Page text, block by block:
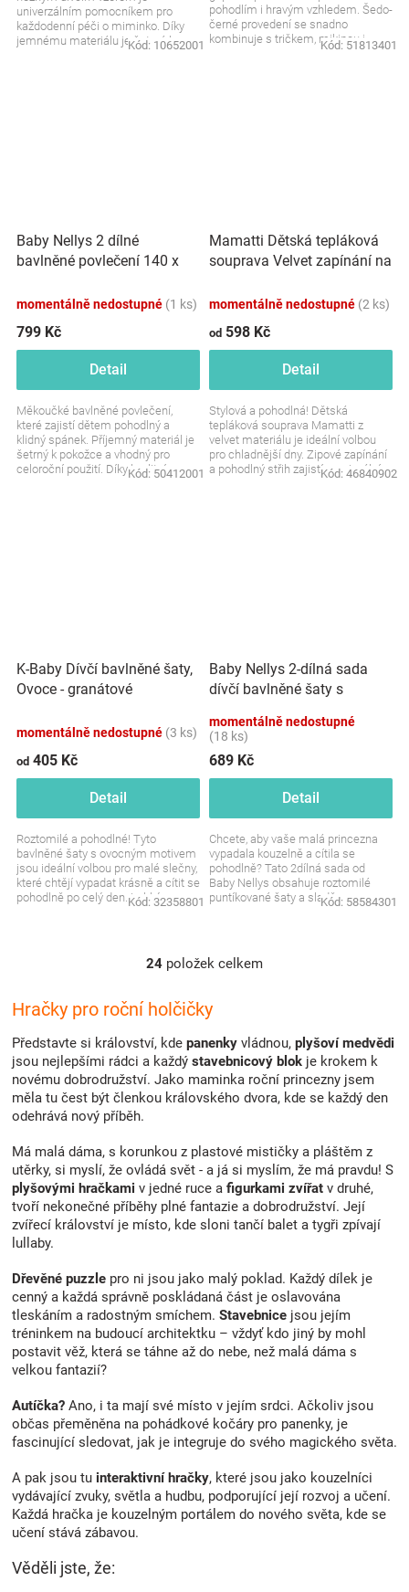
univerzálním pomocníkem pro
každodenní péči o miminko. Díky
jemnému materiálu je šetrná k
Kód: 10652001
pohodlím i hravým vzhledem. Šedo-
černé provedení se snadno
kombinuje s tričkem, mikinou i
svetříkem. Velikost: 62,...
Kód: 51813401
Baby Nellys 2 dílné
bavlněné povlečení 140 x
momentálně nedostupné (1 ks)
799 Kč
Detail
Měkoučké bavlněné povlečení,
které zajistí dětem pohodlný a
klidný spánek. Příjemný materiál je
šetrný k pokožce a vhodný pro
celoroční použití. Díky kvalitnímu
Kód: 50412001
Mamatti Dětská tepláková
souprava Velvet zapínání na
momentálně nedostupné (2 ks)
od 598 Kč
Detail
Stylová a pohodlná! Dětská
tepláková souprava Mamatti z
velvet materiálu je ideální volbou
pro chladnější dny. Zipové zapínání
a pohodlný střih zajistí maximální
Kód: 46840902
K-Baby Dívčí bavlněné šaty,
Ovoce - granátové
momentálně nedostupné (3 ks)
od 405 Kč
Detail
Roztomilé a pohodlné! Tyto
bavlněné šaty s ovocným motivem
jsou ideální volbou pro malé slečny,
které chtějí vypadat krásně a cítit se
pohodlně po celý den. Lehký a
Kód: 32358801
Baby Nellys 2-dílná sada
dívčí bavlněné šaty s
momentálně nedostupné
(18 ks)
689 Kč
Detail
Chcete, aby vaše malá princezna
vypadala kouzelně a cítila se
pohodlně? Tato 2dílná sada od
Baby Nellys obsahuje roztomilé
puntíkované šaty a sladěnou
Kód: 58584301
O
l
á
d
a
c
í
k
y
v
ý
p
u
24 položek celkem
Hračky pro roční holčičky
Představte si království, kde panenky vládnou, plyšoví medvědi
jsou nejlepšími rádci a každý stavebnicový blok je krokem k
novému dobrodružství. Jako maminka roční princezny jsem
měla tu čest být členkou královského dvora, kde se každý den
odehrává nový příběh.
Má malá dáma, s korunkou z plastové mističky a pláštěm z
utěrky, si myslí, že ovládá svět - a já si myslím, že má pravdu! S
plyšovými hračkami v jedné ruce a figurkami zvířat v druhé,
tvoří nekonečné příběhy plné fantazie a dobrodružství. Její
zvířecí království je místo, kde sloni tančí balet a tygři zpívají
lullaby.
Dřevěné puzzle pro ni jsou jako malý poklad. Každý dílek je
cenný a každá správně poskládaná část je oslavována
tleskáním a radostným smíchem. Stavebnice jsou jejím
tréninkem na budoucí architektku – vždyť kdo jiný by mohl
postavit věž, která se táhne až do nebe, než malá dáma s
velkou fantazií?
Autíčka? Ano, i ta mají své místo v jejím srdci. Ačkoliv jsou
občas přeměněna na pohádkové kočáry pro panenky, je
fascinující sledovat, jak je integruje do svého magického světa.
A pak jsou tu interaktivní hračky, které jsou jako kouzelníci
vydávající zvuky, světla a hudbu, podporující její rozvoj a učení.
Každá hračka je kouzelným portálem do nového světa, kde se
učení stává zábavou.
Věděli jste, že: